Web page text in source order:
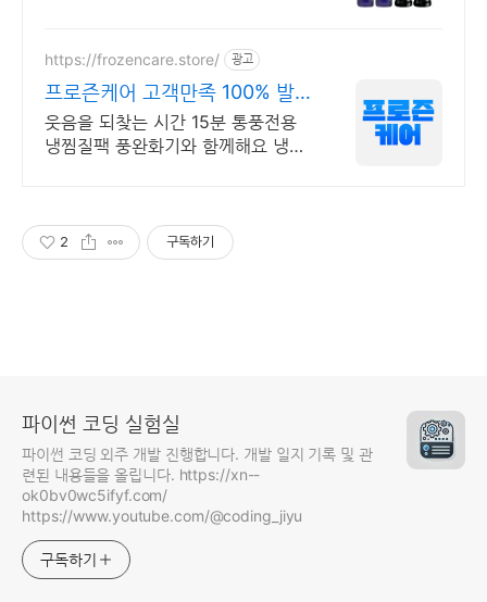
https://frozencare.store/ 광고
프로즌케어 고객만족 100% 발
냉찜질기
웃음을 되찾는 시간 15분 통풍전용
냉찜질팩 풍완화기와 함께해요 냉찜
2 구독하기
파이썬 코딩 실험실
파이썬 코딩 외주 개발 진행합니다. 개발 일지 기록 및 관
련된 내용들을 올립니다. https://xn--
ok0bv0wc5ifyf.com/
https://www.youtube.com/@coding_jiyu
구독하기